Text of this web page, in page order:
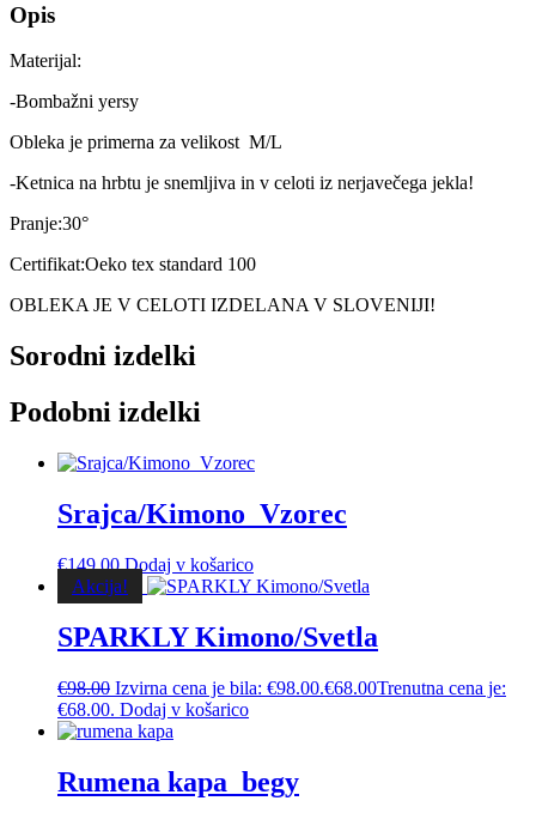
Opis
Materijal:
-Bombažni yersy
Obleka je primerna za velikost M/L
-Ketnica na hrbtu je snemljiva in v celoti iz nerjavečega jekla!
Pranje:30°
Certifikat:Oeko tex standard 100
OBLEKA JE V CELOTI IZDELANA V SLOVENIJI!
Sorodni izdelki
Podobni izdelki
Srajca/Kimono_Vzorec
€149.00 Dodaj v košarico
Akcija!
SPARKLY Kimono/Svetla
€98.00 Izvirna cena je bila: €98.00.€68.00Trenutna cena je:
€68.00. Dodaj v košarico
Rumena kapa_begy